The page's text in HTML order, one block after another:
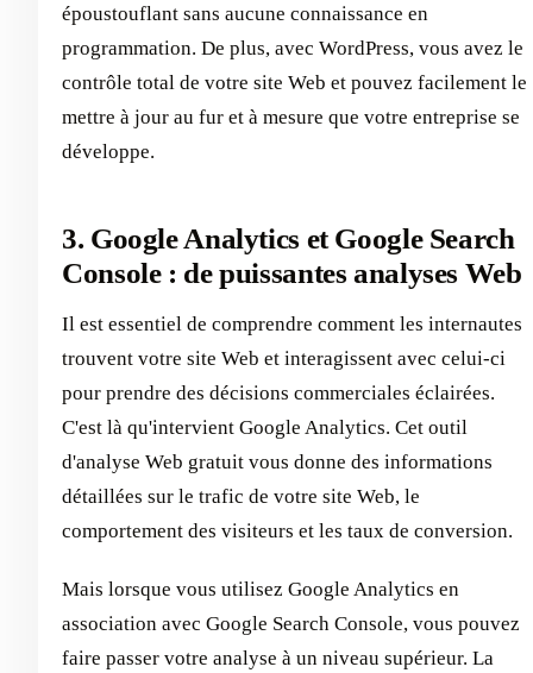
époustouflant sans aucune connaissance en
programmation. De plus, avec WordPress, vous avez le
contrôle total de votre site Web et pouvez facilement le
mettre à jour au fur et à mesure que votre entreprise se
développe.
3. Google Analytics et Google Search
Console : de puissantes analyses Web
Il est essentiel de comprendre comment les internautes
trouvent votre site Web et interagissent avec celui-ci
pour prendre des décisions commerciales éclairées.
C'est là qu'intervient Google Analytics. Cet outil
d'analyse Web gratuit vous donne des informations
détaillées sur le trafic de votre site Web, le
comportement des visiteurs et les taux de conversion.
Mais lorsque vous utilisez Google Analytics en
association avec Google Search Console, vous pouvez
faire passer votre analyse à un niveau supérieur. La